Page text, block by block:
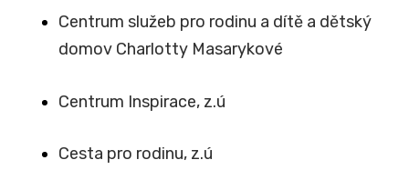
Centrum služeb pro rodinu a dítě a dětský
domov Charlotty Masarykové
Centrum Inspirace, z.ú
Cesta pro rodinu, z.ú